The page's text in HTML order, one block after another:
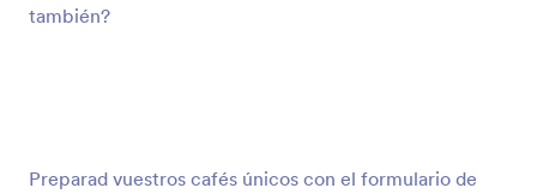
también?
Preparad vuestros cafés únicos con el formulario de